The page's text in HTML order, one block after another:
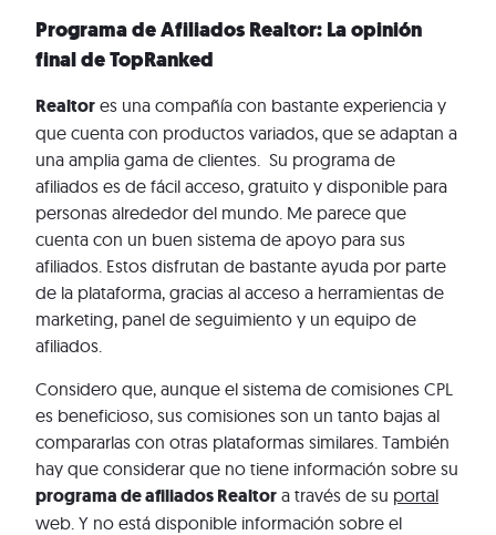
Programa de Afiliados Realtor: La opinión
final de TopRanked
Realtor es una compañía con bastante experiencia y
que cuenta con productos variados, que se adaptan a
una amplia gama de clientes. Su programa de
afiliados es de fácil acceso, gratuito y disponible para
personas alrededor del mundo. Me parece que
cuenta con un buen sistema de apoyo para sus
afiliados. Estos disfrutan de bastante ayuda por parte
de la plataforma, gracias al acceso a herramientas de
marketing, panel de seguimiento y un equipo de
afiliados.
Considero que, aunque el sistema de comisiones CPL
es beneficioso, sus comisiones son un tanto bajas al
compararlas con otras plataformas similares. También
hay que considerar que no tiene información sobre su
programa de afiliados Realtor a través de su portal
web. Y no está disponible información sobre el